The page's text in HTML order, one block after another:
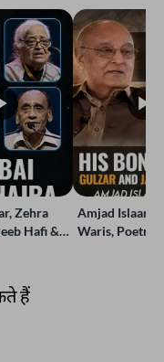
Zehra
Hafi &
Amjad Islaam
Waris, Poetry
हैं